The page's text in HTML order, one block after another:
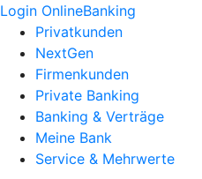
Login OnlineBanking
Privatkunden
NextGen
Firmenkunden
Private Banking
Banking & Verträge
Meine Bank
Service & Mehrwerte